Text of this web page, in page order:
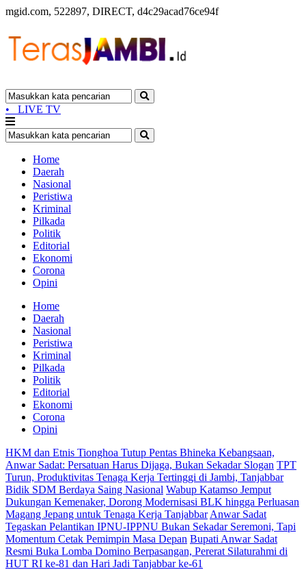
mgid.com, 522897, DIRECT, d4c29acad76ce94f
• LIVE TV
Home
Daerah
Nasional
Peristiwa
Kriminal
Pilkada
Politik
Editorial
Ekonomi
Corona
Opini
Home
Daerah
Nasional
Peristiwa
Kriminal
Pilkada
Politik
Editorial
Ekonomi
Corona
Opini
HKM dan Etnis Tionghoa Tutup Pentas Bhineka Kebangsaan,
Anwar Sadat: Persatuan Harus Dijaga, Bukan Sekadar Slogan TPT
Turun, Produktivitas Tenaga Kerja Tertinggi di Jambi, Tanjabbar
Bidik SDM Berdaya Saing Nasional Wabup Katamso Jemput
Dukungan Kemenaker, Dorong Modernisasi BLK hingga Perluasan
Magang Jepang untuk Tenaga Kerja Tanjabbar Anwar Sadat
Tegaskan Pelantikan IPNU-IPPNU Bukan Sekadar Seremoni, Tapi
Momentum Cetak Pemimpin Masa Depan Bupati Anwar Sadat
Resmi Buka Lomba Domino Berpasangan, Pererat Silaturahmi di
HUT RI ke-81 dan Hari Jadi Tanjabbar ke-61